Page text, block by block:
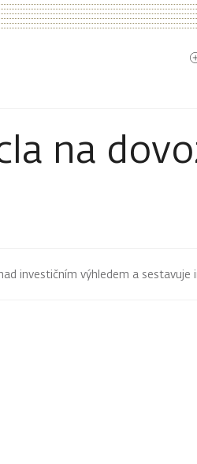
na
investičním výhledem a sestavuje